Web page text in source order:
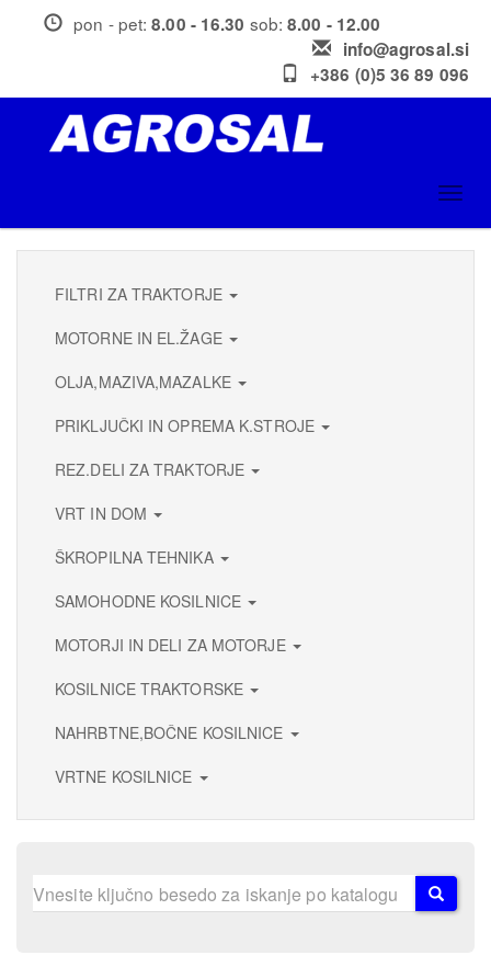
pon - pet:8.00 - 16.30 sob:8.00 - 12.00
info@agrosal.si
+386 (0)5 36 89 096
FILTRI ZA TRAKTORJE
MOTORNE IN EL.ŽAGE
OLJA,MAZIVA,MAZALKE
PRIKLJUČKI IN OPREMA K.STROJE
REZ.DELI ZA TRAKTORJE
VRT IN DOM
ŠKROPILNA TEHNIKA
SAMOHODNE KOSILNICE
MOTORJI IN DELI ZA MOTORJE
KOSILNICE TRAKTORSKE
NAHRBTNE,BOČNE KOSILNICE
VRTNE KOSILNICE